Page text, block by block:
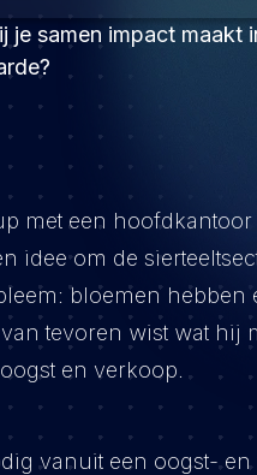
je samen impact
met een
idee om de
bloemen hebben
tevoren wist wat
en verkoop.
vanuit een oogst-